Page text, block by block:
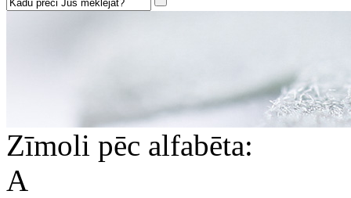
Zīmoli pēc alfabēta:
A